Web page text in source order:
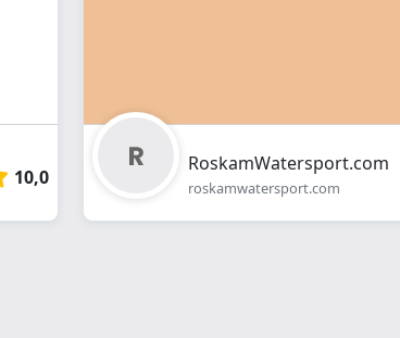
10,0
RoskamWatersport.com
roskamwatersport.com